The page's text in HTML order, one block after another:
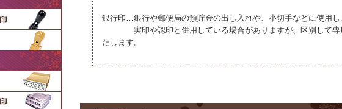
銀行印…銀行や郵便局の預貯金の出し入れや、小切手などに使用し
実印や認印と併用している場合がありますが、区別して専
たします。